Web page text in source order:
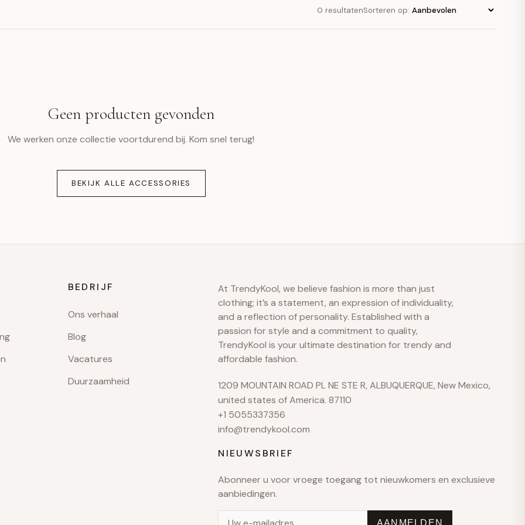
0 resultatenSorteren op:
Geen producten gevonden
We werken onze collectie voortdurend bij. Kom snel terug!
BEKIJK ALLE ACCESSORIES
BEDRIJF
Ons verhaal
Blog
Vacatures
Duurzaamheid
At TrendyKool, we believe fashion is more than just
clothing; it’s a statement, an expression of individuality,
and a reflection of personality. Established with a
passion for style and a commitment to quality,
TrendyKool is your ultimate destination for trendy and
affordable fashion.
1209 MOUNTAIN ROAD PL NE STE R, ALBUQUERQUE, New Mexico,
united states of America. 87110
+1 5055337356
info@trendykool.com
NIEUWSBRIEF
Abonneer u voor vroege toegang tot nieuwkomers en exclusieve
aanbiedingen.
AANMELDEN
Hallo 👋
Hoe kunnen we helpen?
We reageren meestal snel tijdens kantooruren
Help-onderwerpen bekijken